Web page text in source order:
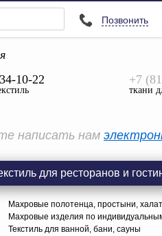
Просмотреть Все
Позвонить
10-22 +7
ткани
написать нам
для ресторанов и
Махровые полотенца, простыни,
Махровые изделия по
Текстиль для ванной, бани, сауны